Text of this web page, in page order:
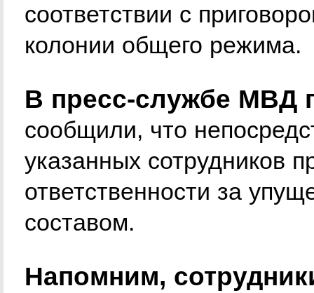
соответствии с
колонии общего режима.
В пресс-службе МВД
сообщили, что
указанных сотрудников
ответственности за
составом.
Напомним,